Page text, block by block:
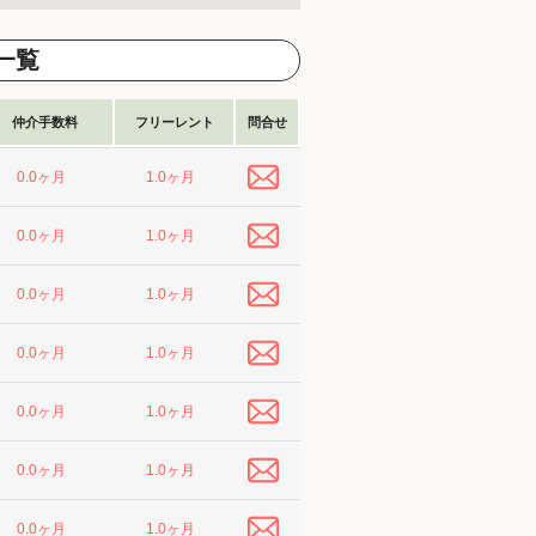
覧
仲介手数料 フリーレント 問合せ
0.0ヶ月 1.0ヶ月
0.0ヶ月 1.0ヶ月
0.0ヶ月 1.0ヶ月
0.0ヶ月 1.0ヶ月
0.0ヶ月 1.0ヶ月
0.0ヶ月 1.0ヶ月
0.0ヶ月 1.0ヶ月